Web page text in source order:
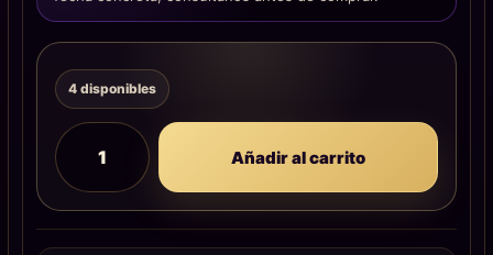
4 disponibles
Añadir al carrito